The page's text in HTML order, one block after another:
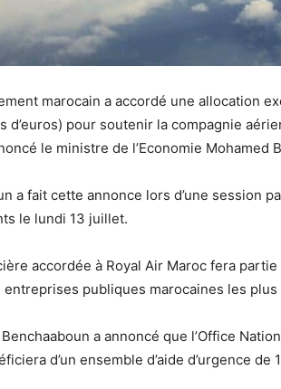
marocain a accordé une allocation
d’euros) pour soutenir la compagnie
le ministre de l’Economie Mohamed
a fait cette annonce lors d’une session
le lundi 13 juillet.
accordée à Royal Air Maroc fera
publiques marocaines les plus
a annoncé que l’Office
d’un ensemble d’aide d’urgence